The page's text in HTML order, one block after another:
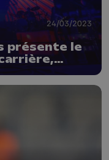
24/03/2023
présente le